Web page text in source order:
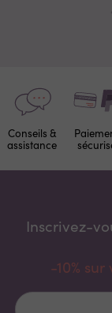
Conseils &
assistance
Inscrivez-
-10%